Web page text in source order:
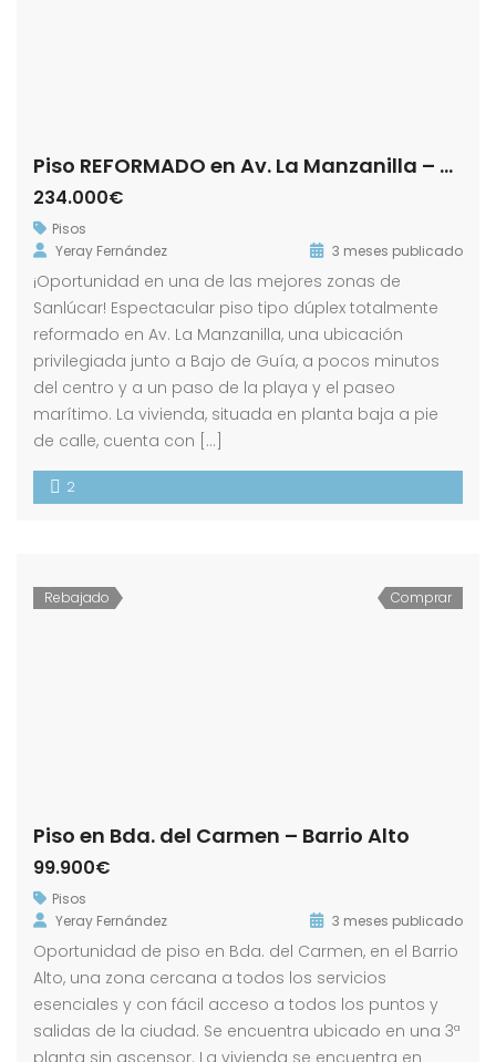
Piso REFORMADO en Av. La Manzanilla – Bajo de Guía
234.000€
Pisos
Yeray Fernández
3 meses publicado
¡Oportunidad en una de las mejores zonas de
Sanlúcar! Espectacular piso tipo dúplex totalmente
reformado en Av. La Manzanilla, una ubicación
privilegiada junto a Bajo de Guía, a pocos minutos
del centro y a un paso de la playa y el paseo
marítimo. La vivienda, situada en planta baja a pie
de calle, cuenta con […]
2
Rebajado Comprar
Piso en Bda. del Carmen – Barrio Alto
99.900€
Pisos
Yeray Fernández
3 meses publicado
Oportunidad de piso en Bda. del Carmen, en el Barrio
Alto, una zona cercana a todos los servicios
esenciales y con fácil acceso a todos los puntos y
salidas de la ciudad. Se encuentra ubicado en una 3ª
planta sin ascensor. La vivienda se encuentra en